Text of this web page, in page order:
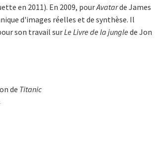
en 2011). En 2009, pourAvatarde James
d'images réelles et de synthèse. Il
son travail surLe Livre de la jungle de Jon
de Titanic